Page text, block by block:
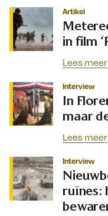
Artikel
in film
Lees meer
Interview
In
maar
Lees meer
Interview
ruïnes: